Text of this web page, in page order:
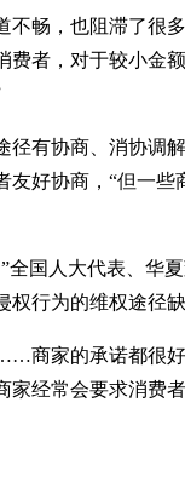
畅，也阻滞了很
费者，对于较小金
有协商、消协调
友好协商，“但一
国人大代表、华
行为的维权途径
商家的承诺都很
家经常会要求消费